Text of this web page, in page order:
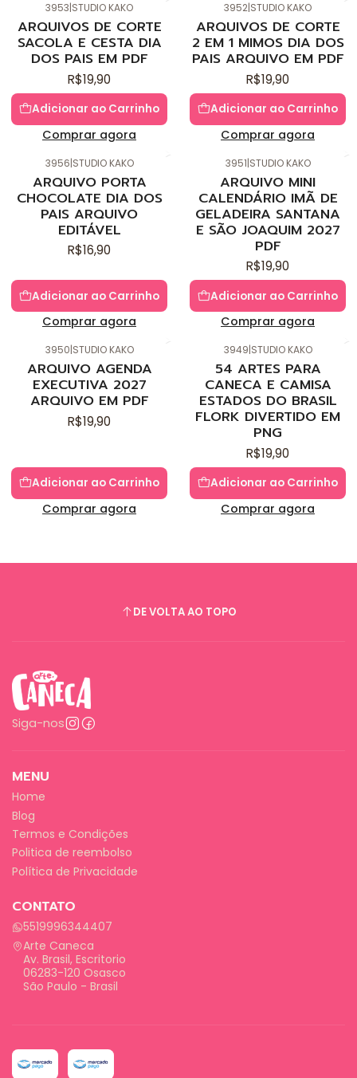
3953|STUDIO KAKO
ARQUIVOS DE CORTE
SACOLA E CESTA DIA
DOS PAIS EM PDF
R$19,90
Adicionar ao Carrinho
Comprar agora
3952|STUDIO KAKO
ARQUIVOS DE CORTE
2 EM 1 MIMOS DIA DOS
PAIS ARQUIVO EM PDF
R$19,90
Adicionar ao Carrinho
Comprar agora
3956|STUDIO KAKO
ARQUIVO PORTA
CHOCOLATE DIA DOS
PAIS ARQUIVO
EDITÁVEL
R$16,90
Adicionar ao Carrinho
Comprar agora
3951|STUDIO KAKO
ARQUIVO MINI
CALENDÁRIO IMÃ DE
GELADEIRA SANTANA
E SÃO JOAQUIM 2027
PDF
R$19,90
Adicionar ao Carrinho
Comprar agora
3950|STUDIO KAKO
ARQUIVO AGENDA
EXECUTIVA 2027
ARQUIVO EM PDF
R$19,90
Adicionar ao Carrinho
Comprar agora
3949|STUDIO KAKO
54 ARTES PARA
CANECA E CAMISA
ESTADOS DO BRASIL
FLORK DIVERTIDO EM
PNG
R$19,90
Adicionar ao Carrinho
Comprar agora
DE VOLTA AO TOPO
Siga-nos
MENU
Home
Blog
Termos e Condições
Politica de reembolso
Política de Privacidade
CONTATO
5519996344407
Arte Caneca
Av. Brasil, Escritorio
06283-120 Osasco
São Paulo - Brasil